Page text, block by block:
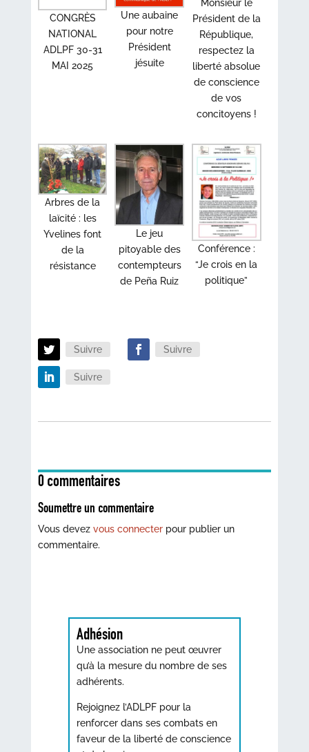
CONGRÈS
NATIONAL
ADLPF 30-31
MAI 2025
Une aubaine
pour notre
Président
jésuite
Monsieur le
Président de la
République,
respectez la
liberté absolue
de conscience
de vos
concitoyens !
Arbres de la
laïcité : les
Yvelines font
de la
résistance
Le jeu
pitoyable des
contempteurs
de Peña Ruiz
Conférence :
“Je crois en la
politique”
Suivre Suivre
Suivre
0 commentaires
Soumettre un commentaire
Vous devez vous connecterpour publier un
commentaire.
Adhésion
Une association ne peut œuvrer
qu’à la mesure du nombre de ses
adhérents.
Rejoignez l’ADLPF pour la
renforcer dans ses combats en
faveur de la liberté de conscience